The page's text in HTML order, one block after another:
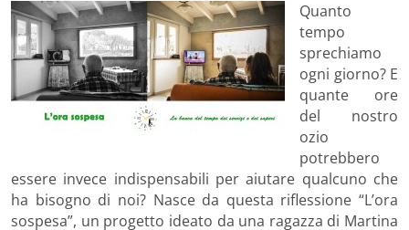
Quanto
tempo
sprechiamo
ogni giorno? E
quante ore
del nostro
ozio
potrebbero
essere invece indispensabili per aiutare qualcuno che
ha bisogno di noi? Nasce da questa riflessione “L’ora
sospesa”, un progetto ideato da una ragazza di Martina